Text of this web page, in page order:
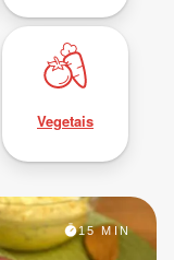
Vegetais
15 MIN